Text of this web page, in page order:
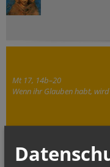
Mt 17, 14b–20
Wenn ihr Glauben habt,